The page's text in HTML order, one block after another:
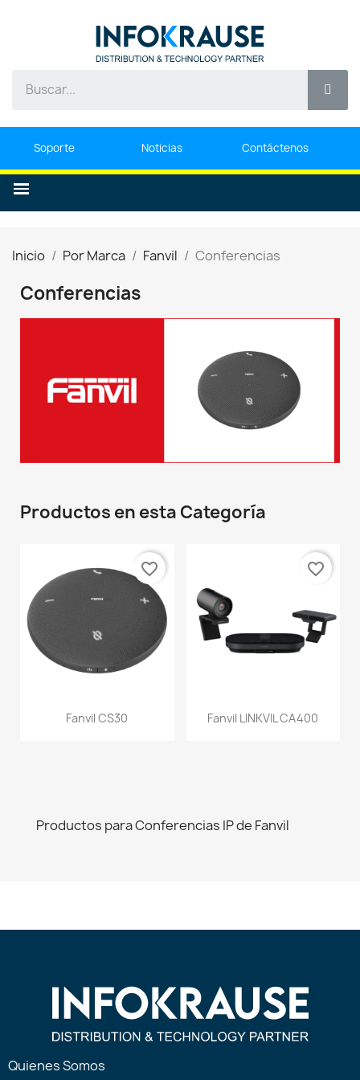
Soporte Noticias Contáctenos
Inicio Por Marca Fanvil Conferencias
Conferencias
Productos en esta Categoría
Fanvil CS30
favorite_border
Fanvil LINKVIL CA400
favorite_border
Productos para Conferencias IP de Fanvil
Quienes Somos